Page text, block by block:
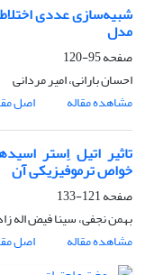
شبیه‌سازی عددی
مدل
صفحه95-120
احسان بارانی، امیر مردانی
مشاهده مقاله
اصل
تاثیر اتیل اِستر
خواص ترموفیزیکی آن
صفحه121-133
بهمن نجفی، سینا فیض اله
مشاهده مقاله
اصل